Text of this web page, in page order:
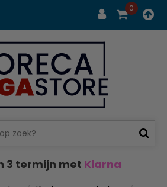
0
3 termijn met Klarna